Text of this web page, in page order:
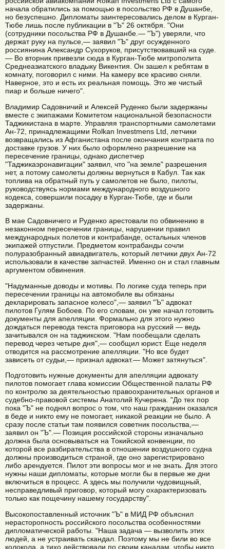
начала обратились за помощью в посольство РФ в Душанбе,
но безуспешно. Дипломаты заинтересовались делом в Курган-
Тюбе лишь после публикации в "Ъ" 26 октября. "Они
(сотрудники посольства РФ в Душанбе.— "Ъ") уверяли, что
держат руку на пульсе,— заявил "Ъ" друг осужденного
россиянина Александр Сухоруков, присутствовавший на суде.
— Во вторник привезли сюда в Курган-Тюбе митрополита
Среднеазиатского владыку Викентия. Он зашел к ребятам в
комнату, поговорил с ними. На камеру все красиво сняли.
Наверное, это и есть их реальная помощь. Это же чистый
пиар и больше ничего".
Владимир Садовничий и Алексей Руденко были задержаны
вместе с экипажами Комитетом национальной безопасности
Таджикистана в марте. Управляя транспортными самолетами
Ан-72, принадлежащими Rolkan Investmens Ltd, летчики
возвращались из Афганистана после окончания контракта по
доставке грузов. У них было оформлено разрешение на
пересечение границы, однако диспетчер
"Таджикаэронавигации" заявил, что "на земле" разрешения
нет, а потому самолеты должны вернуться в Кабул. Так как
топлива на обратный путь у самолетов не было, пилоты,
руководствуясь нормами международного воздушного
кодекса, совершили посадку в Курган-Тюбе, где и были
задержаны.
В мае Садовничего и Руденко арестовали по обвинению в
незаконном пересечении границы, нарушении правил
международных полетов и контрабанде, остальных членов
экипажей отпустили. Предметом контрабанды сочли
полуразобранный авиадвигатель, который летчики двух Ан-72
использовали в качестве запчастей. Именно он и стал главным
аргументом обвинения.
"Надуманные доводы и мотивы. По логике суда теперь при
пересечении границы на автомобиле вы обязаны
декларировать запасное колесо",— заявил "Ъ" адвокат
пилотов Гулям Бобоев. По его словам, он уже начал готовить
документы для апелляции. Формально для этого нужно
дождаться перевода текста приговора на русский — ведь
зачитывался он на таджикском. "Нам пообещали сделать
перевод через четыре дня",— сообщил юрист. Еще неделя
отводится на рассмотрение апелляции. "Но все будет
зависеть от судьи,— признал адвокат.— Может затянуться".
Подготовить нужные документы для апелляции адвокату
пилотов помогает глава комиссии Общественной палаты РФ
по контролю за деятельностью правоохранительных органов и
судебно-правовой системы Анатолий Кучерена. "До тех пор
пока "Ъ" не поднял вопрос о том, что наш гражданин оказался
в беде и никто ему не помогает, никакой реакции не было. А
сразу после статьи там появился советник посольства,—
заявил он "Ъ".— Позиция российской стороны изначально
должна была основываться на Токийской конвенции, по
которой все разбирательства в отношении воздушного судна
должны производиться страной, где оно зарегистрировано
либо арендуется. Пилот эти вопросы мог и не знать. Для этого
нужны наши дипломаты, которые могли бы в первые же дни
включиться в процесс. А здесь мы получили чудовищный,
несправедливый приговор, который могу охарактеризовать
только как пощечину нашему государству".
Высокопоставленный источник "Ъ" в МИД РФ объяснил
нерасторопность российского посольства особенностями
дипломатической работы. "Наша задача — вызволить этих
людей, а не устраивать скандал. Поэтому мы не били во все
колокола, а тихо действовали по своим каналам, чтобы никто